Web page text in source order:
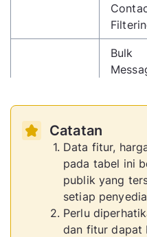
Bulk
WA Web
Bulk
Lite,
Catatan
Data fitur,
pada tabel ini
publik yang
setiap
Perlu
dan fitur dapat